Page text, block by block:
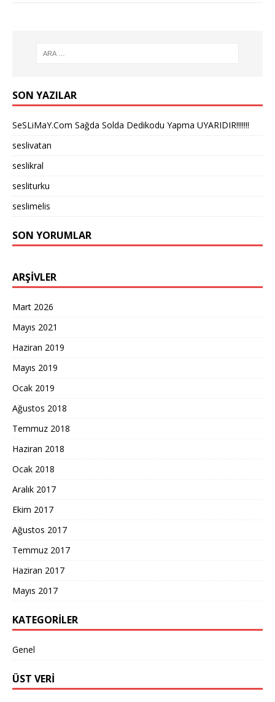
SON YAZILAR
SeSLiMaY.Com Sağda Solda Dedikodu Yapma UYARIDIR!!!!!!!
seslivatan
seslikral
sesliturku
seslimelis
SON YORUMLAR
ARŞIVLER
Mart 2026
Mayıs 2021
Haziran 2019
Mayıs 2019
Ocak 2019
Ağustos 2018
Temmuz 2018
Haziran 2018
Ocak 2018
Aralık 2017
Ekim 2017
Ağustos 2017
Temmuz 2017
Haziran 2017
Mayıs 2017
KATEGORILER
Genel
ÜST VERI